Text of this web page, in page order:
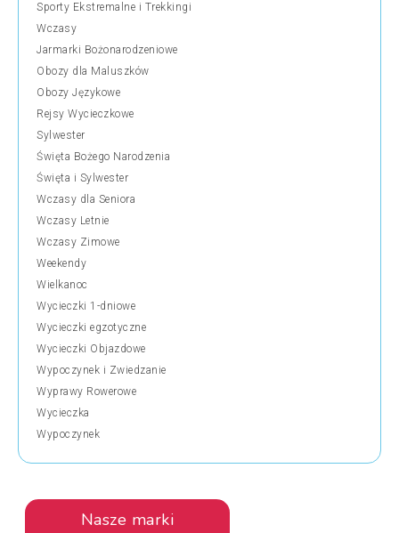
Sporty Ekstremalne i Trekkingi
Wczasy
Jarmarki Bożonarodzeniowe
Obozy dla Maluszków
Obozy Językowe
Rejsy Wycieczkowe
Sylwester
Święta Bożego Narodzenia
Święta i Sylwester
Wczasy dla Seniora
Wczasy Letnie
Wczasy Zimowe
Weekendy
Wielkanoc
Wycieczki 1-dniowe
Wycieczki egzotyczne
Wycieczki Objazdowe
Wypoczynek i Zwiedzanie
Wyprawy Rowerowe
Wycieczka
Wypoczynek
Nasze marki